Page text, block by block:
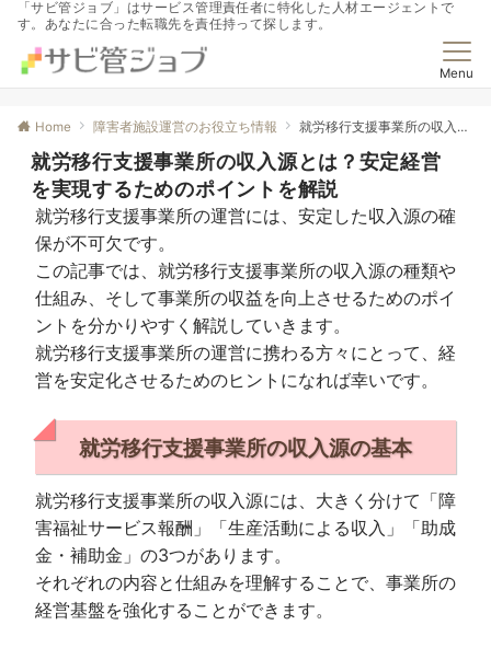
「サビ管ジョブ」はサービス管理責任者に特化した人材エージェントで
す。あなたに合った転職先を責任持って探します。
Menu
Home 障害者施設運営のお役立ち情報 就労移行支援事業所の収入源とは？安定経営を実現するためのポイントを解説
就労移行支援事業所の収入源とは？安定経営
を実現するためのポイントを解説
就労移行支援事業所の運営には、安定した収入源の確
保が不可欠です。
この記事では、就労移行支援事業所の収入源の種類や
仕組み、そして事業所の収益を向上させるためのポイ
ントを分かりやすく解説していきます。
就労移行支援事業所の運営に携わる方々にとって、経
営を安定化させるためのヒントになれば幸いです。
就労移行支援事業所の収入源の基本
就労移行支援事業所の収入源には、大きく分けて「障
害福祉サービス報酬」「生産活動による収入」「助成
金・補助金」の3つがあります。
それぞれの内容と仕組みを理解することで、事業所の
経営基盤を強化することができます。